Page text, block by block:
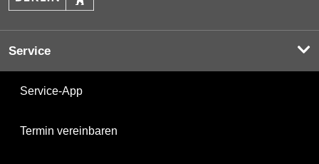
Service
Service-App
Termin vereinbaren